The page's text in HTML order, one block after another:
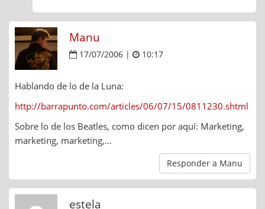
Manu
17/07/2006 | 10:17
Hablando de lo de la Luna:
http://barrapunto.com/articles/06/07/15/0811230.shtml
Sobre lo de los Beatles, como dicen por aquí: Marketing,
marketing, marketing,…
Responder a Manu
estela